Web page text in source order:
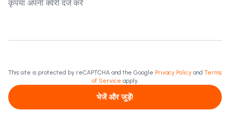
This site is protected by reCAPTCHA and the Google Privacy Policy and Terms
of Service apply.
भेजें और जुड़ें!